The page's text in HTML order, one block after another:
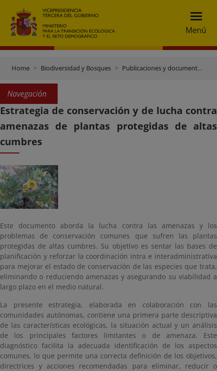
Menú
Home Biodiversidad y Bosques Publicaciones y documentación
Navegación
Estrategia de conservación y de lucha contra
amenazas de plantas protegidas de altas
cumbres
Este documento aborda la lucha contra las amenazas y los
problemas de conservación comunes que sufren las plantas
protegidas de altas cumbres. Su objetivo es sentar las bases de
planificación y reforzar la coordinación intra e interadministrativa
para mejorar el estado de conservación de las especies que trata,
eliminando o reduciendo amenazas y asegurando su viabilidad a
largo plazo en el medio natural.
La presente estrategia, elaborada en colaboración con las
comunidades autónomas, contiene una primera parte descriptiva
de las características ecológicas, la situación actual y un análisis
de los principales factores limitantes o de amenaza. Este
diagnóstico facilita la adecuada identificación de los aspectos
comunes, lo que permite una correcta definición de los objetivos,
directrices y acciones recomendadas para eliminar, reducir o